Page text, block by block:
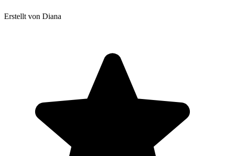
Erstellt von Diana